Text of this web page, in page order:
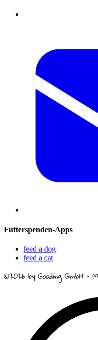
Futterspenden-Apps
feed a dog
feed a cat